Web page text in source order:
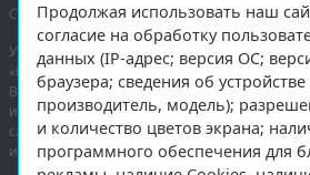
Сетевое издание «Информационное
Учредитель — общество с ограниченной
«Правда Севера».
Выписка из реестра зарегистрированных
информации:ЭЛ № ФС 77-74226от
службой по надзору в сфере связи,
и массовых коммуникаций (Роскомнадзор).
Продолжая использовать наш
согласие на обработку
данных (IP-адрес; версия ОС;
браузера; сведения об устройстве
производитель, модель);
и количество цветов экрана;
программного обеспечения для